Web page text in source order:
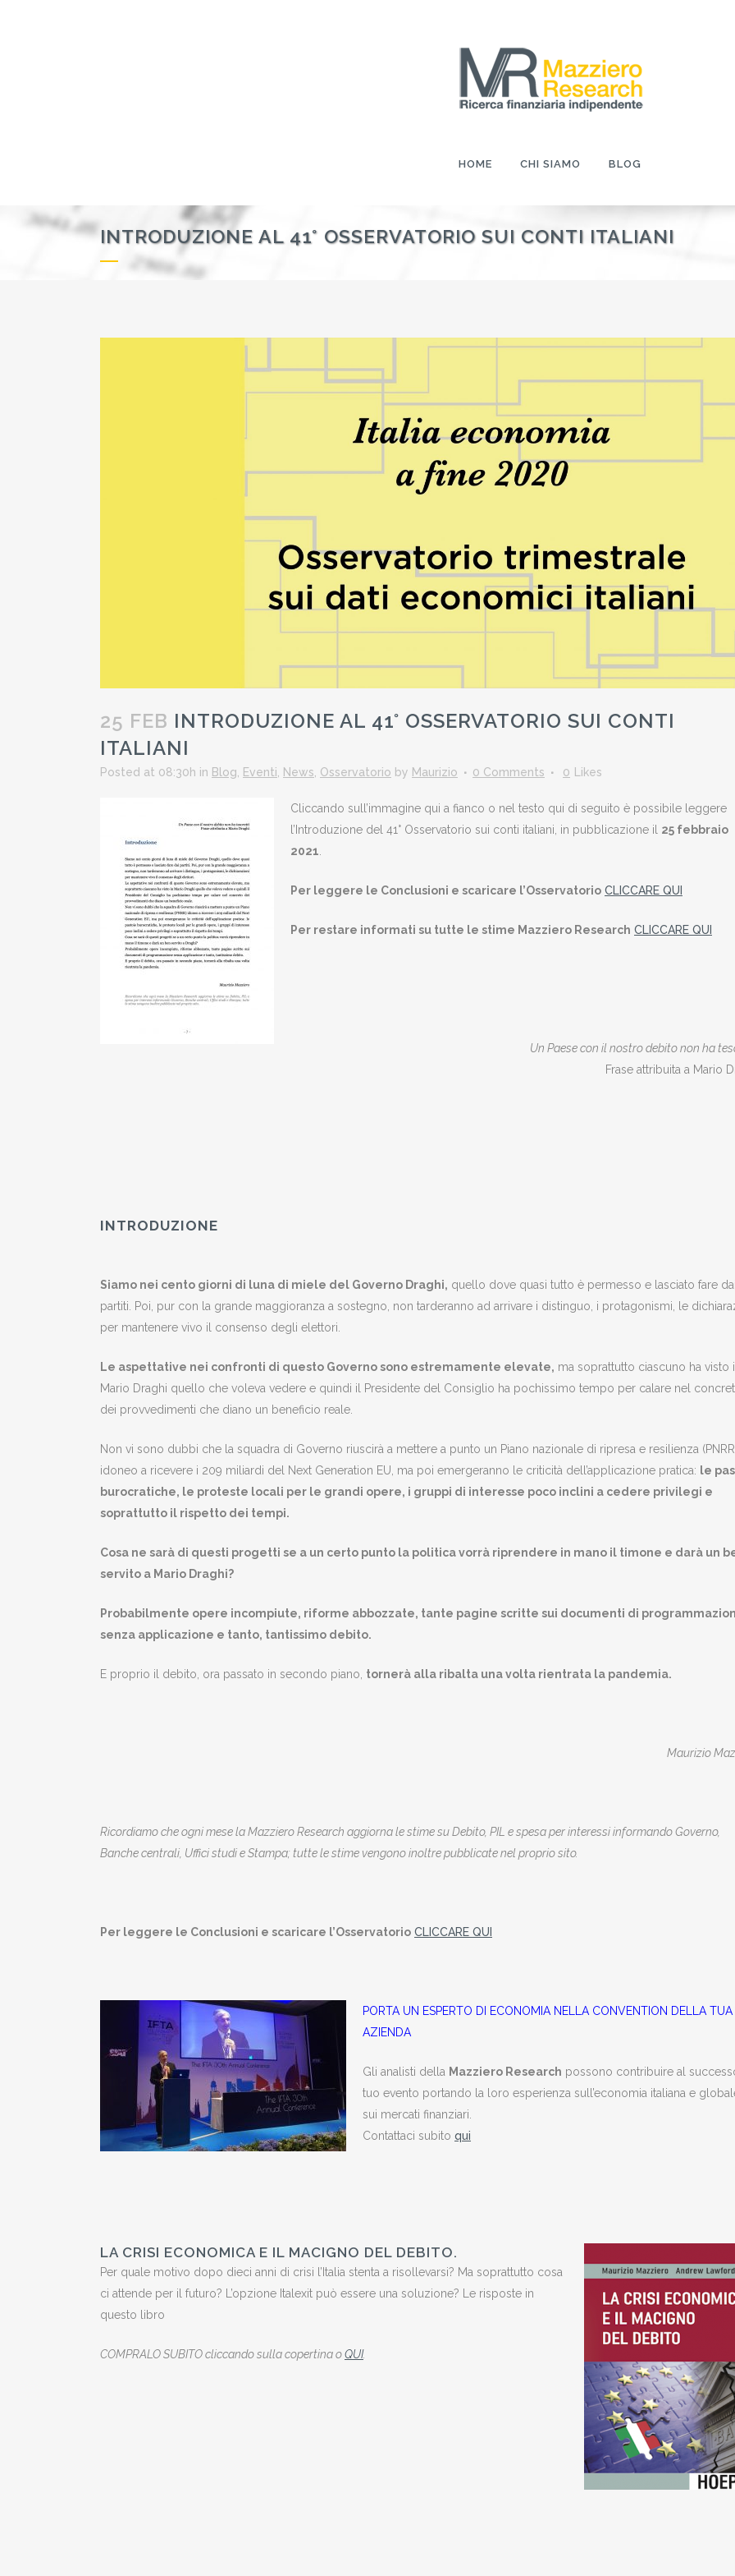
HOME CHI SIAMO BLOG
INTRODUZIONE AL 41° OSSERVATORIO SUI CONTI ITALIANI
25 FEB INTRODUZIONE AL 41° OSSERVATORIO SUI CONTI
ITALIANI
Posted at 08:30h in Blog Eventi News Osservatorio by Maurizio 0 Comments 0 Likes
Cliccando sull’immagine qui a fianco o nel testo qui di seguito è possibile leggere
l’Introduzione del 41° Osservatorio sui conti italiani, in pubblicazione il 25 febbraio
2021
Per leggere le Conclusioni e scaricare l’Osservatorio CLICCARE QUI
Per restare informati su tutte le stime Mazziero Research CLICCARE QUI
Un Paese con il nostro debito non ha
Frase attribuita a Mario
INTRODUZIONE
Siamo nei cento giorni di luna di miele del Governo Draghi, quello dove quasi tutto è permesso e lasciato fare dai
partiti. Poi, pur con la grande maggioranza a sostegno, non tarderanno ad arrivare i distinguo, i protagonismi, le
per mantenere vivo il consenso degli elettori.
Le aspettative nei confronti di questo Governo sono estremamente elevate, ma soprattutto ciascuno ha visto
Mario Draghi quello che voleva vedere e quindi il Presidente del Consiglio ha pochissimo tempo per calare nel
dei provvedimenti che diano un beneficio reale.
Non vi sono dubbi che la squadra di Governo riuscirà a mettere a punto un Piano nazionale di ripresa e resilienza
idoneo a ricevere i 209 miliardi del Next Generation EU, ma poi emergeranno le criticità dell’applicazione pratica: le
burocratiche, le proteste locali per le grandi opere, i gruppi di interesse poco inclini a cedere privilegi e
soprattutto il rispetto dei tempi.
Cosa ne sarà di questi progetti se a un certo punto la politica vorrà riprendere in mano il timone e darà un
servito a Mario Draghi?
Probabilmente opere incompiute, riforme abbozzate, tante pagine scritte sui documenti di
senza applicazione e tanto, tantissimo debito.
E proprio il debito, ora passato in secondo piano, tornerà alla ribalta una volta rientrata la pandemia.
Maurizio
Ricordiamo che ogni mese la Mazziero Research aggiorna le stime su Debito, PIL e spesa per interessi informando Governo,
Banche centrali, Uffici studi e Stampa; tutte le stime vengono inoltre pubblicate nel proprio sito.
Per leggere le Conclusioni e scaricare l’Osservatorio CLICCARE QUI
PORTA UN ESPERTO DI ECONOMIA NELLA CONVENTION DELLA TUA
AZIENDA
Gli analisti della Mazziero Research possono contribuire al
tuo evento portando la loro esperienza sull’economia italiana e
sui mercati finanziari.
Contattaci subito qui
LA CRISI ECONOMICA E IL MACIGNO DEL DEBITO.
Per quale motivo dopo dieci anni di crisi l’Italia stenta a risollevarsi? Ma soprattutto cosa
ci attende per il futuro? L’opzione Italexit può essere una soluzione? Le risposte in
questo libro
COMPRALO SUBITO cliccando sulla copertina oQUI.